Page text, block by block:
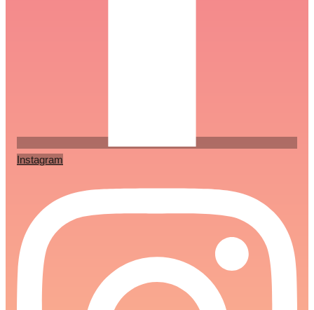
Instagram